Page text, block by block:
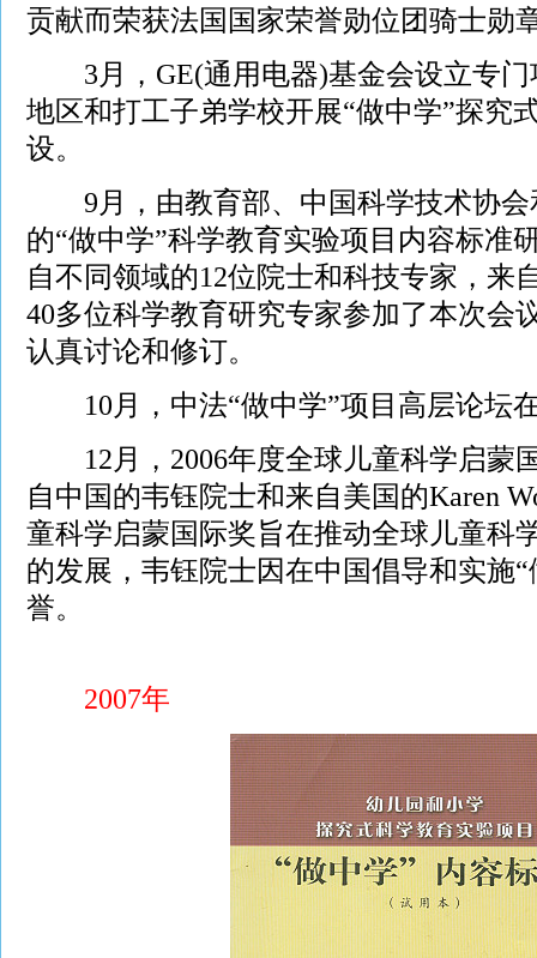
贡献而荣获法国国家荣誉勋位团骑士勋
3月，GE(通用电器)基金会设立专门
地区和打工子弟学校开展“做中学”探究
设。
9月，由教育部、中国科学技术协会
的“做中学”科学教育实验项目内容标准
自不同领域的12位院士和科技专家，来
40多位科学教育研究专家参加了本次会
认真讨论和修订。
10月，中法“做中学”项目高层论坛
12月，2006年度全球儿童科学启蒙
自中国的韦钰院士和来自美国的Karen
童科学启蒙国际奖旨在推动全球儿童科
的发展，韦钰院士因在中国倡导和实施
誉。
2007年